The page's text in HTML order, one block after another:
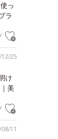
っ
ラ
25
け
美
11